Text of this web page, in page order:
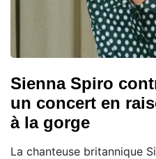
Sienna Spiro
un concert en
à la gorge
La chanteuse britannique